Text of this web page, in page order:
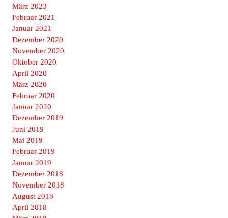
März 2023
Februar 2021
Januar 2021
Dezember 2020
November 2020
Oktober 2020
April 2020
März 2020
Februar 2020
Januar 2020
Dezember 2019
Juni 2019
Mai 2019
Februar 2019
Januar 2019
Dezember 2018
November 2018
August 2018
April 2018